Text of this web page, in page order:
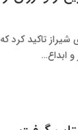
تاکید کرد که
ابداع…